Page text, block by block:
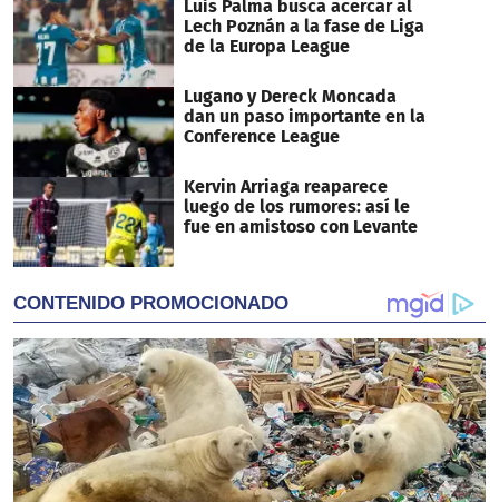
Luis Palma busca acercar al
Lech Poznán a la fase de Liga
de la Europa League
Lugano y Dereck Moncada
dan un paso importante en la
Conference League
Kervin Arriaga reaparece
luego de los rumores: así le
fue en amistoso con Levante